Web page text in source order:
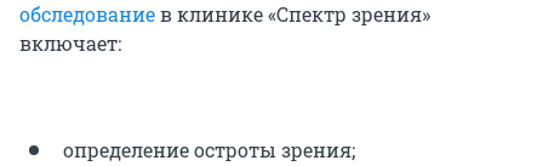
обследованиев клинике «Спектр зрения»
включает:
определение остроты зрения;